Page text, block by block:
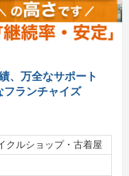
、万全なサポート
フランチャイズ
クルショップ・古着屋